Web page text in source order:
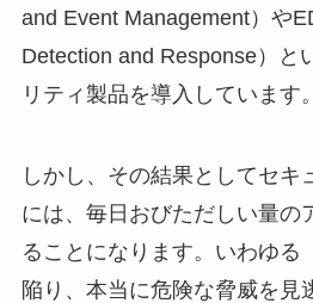
and Event Management）や
Detection and Response）と
リティ製品を導入しています。
しかし、その結果としてセキ
には、毎日おびただしい量の
ることになります。いわゆる
陥り、本当に危険な脅威を見